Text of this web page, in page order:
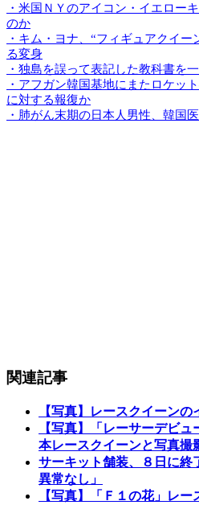
・米国ＮＹのアイコン・イエロー
のか
・キム・ヨナ、“フィギュアクイ
る変身
・独島を誤って表記した教科書を
・アフガン韓国基地にまたロケッ
に対する報復か
・肺がん末期の日本人男性、韓国
関連記事
【写真】レースクイーンの
【写真】「レーサーデビ
本レースクイーンと写真撮
サーキット舗装、８日に
異常なし」
【写真】「Ｆ１の花」レー